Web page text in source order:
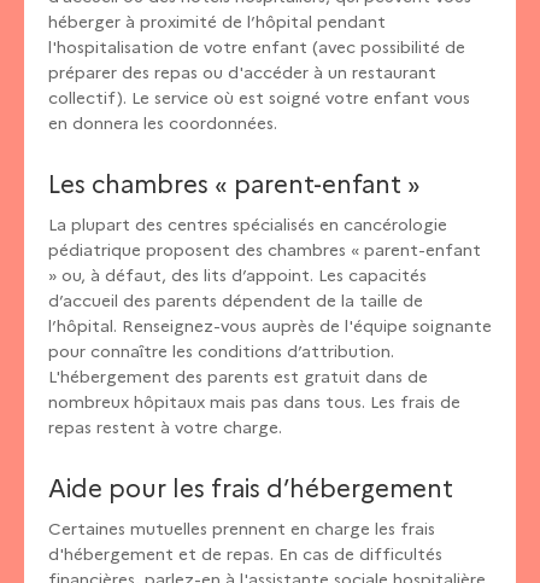
héberger à proximité de l’hôpital pendant
l'hospitalisation de votre enfant (avec possibilité de
préparer des repas ou d'accéder à un restaurant
collectif). Le service où est soigné votre enfant vous
en donnera les coordonnées.
Les chambres « parent-enfant »
La plupart des centres spécialisés en cancérologie
pédiatrique proposent des chambres « parent-enfant
» ou, à défaut, des lits d’appoint. Les capacités
d’accueil des parents dépendent de la taille de
l’hôpital. Renseignez-vous auprès de l'équipe soignante
pour connaître les conditions d’attribution.
L'hébergement des parents est gratuit dans de
nombreux hôpitaux mais pas dans tous. Les frais de
repas restent à votre charge.
Aide pour les frais d’hébergement
Certaines mutuelles prennent en charge les frais
d'hébergement et de repas. En cas de difficultés